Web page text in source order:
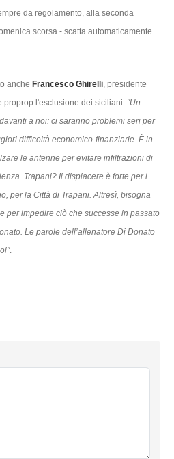
da regolamento, alla seconda
scorsa - scatta automaticamente
anche Francesco Ghirelli, presidente
proprop l'esclusione dei siciliani: “Un
a noi: ci saranno problemi seri per
difficoltà economico-finanziarie. È in
le antenne per evitare infiltrazioni di
Trapani? Il dispiacere è forte per i
per la Città di Trapani. Altresì, bisogna
per impedire ciò che successe in passato
Le parole dell’allenatore Di Donato
.